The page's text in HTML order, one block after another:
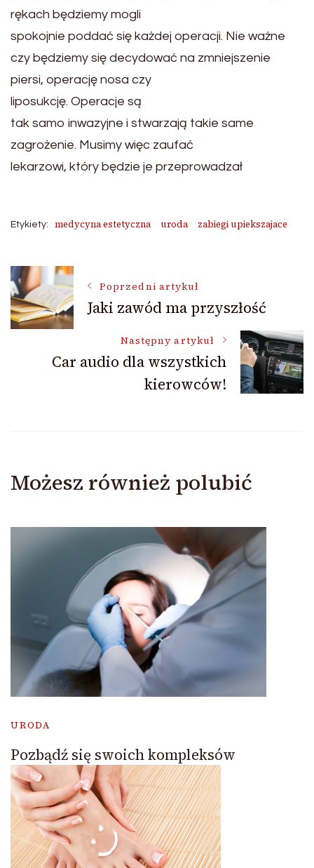
rękach będziemy mogli
spokojnie poddać się każdej operacji. Nie ważne
czy będziemy się decydować na zmniejszenie
piersi, operację nosa czy
liposukcję. Operacje są
tak samo inwazyjne i stwarzają takie same
zagrożenie. Musimy więc zaufać
lekarzowi, który będzie je przeprowadzał
Etykiety: medycyna estetyczna uroda zabiegi upiekszajace
Nawigacja
wpisu
Poprzedni artykuł
Jaki zawód ma przyszłość
Następny artykuł
Car audio dla wszystkich
kierowców!
Możesz również polubić
URODA
Pozbądź się swoich kompleksów